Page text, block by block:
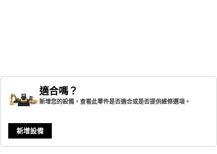
適合嗎？
新增您的設備，查看此零件是否適合或是否提供維修選項。
新增設備